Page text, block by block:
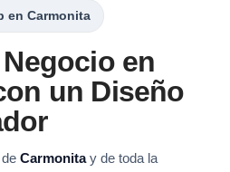
en Carmonita
en
un Diseño
Carmonitay de toda la